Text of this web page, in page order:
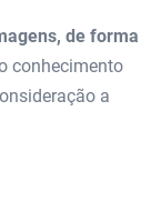
de forma
conhecimento
a